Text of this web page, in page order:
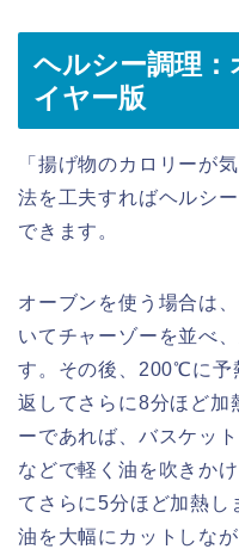
ヘルシー調理
イヤー版
「揚げ物のカロリーが
法を工夫すればヘルシ
できます。
オーブンを使う場合は
いてチャーゾーを並べ
す。その後、200℃に予
返してさらに8分ほど加
ーであれば、バスケッ
などで軽く油を吹きか
てさらに5分ほど加熱し
油を大幅にカットしな